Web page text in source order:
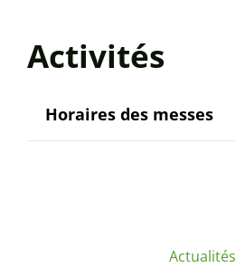
Activités
Horaires des messes
Actualités